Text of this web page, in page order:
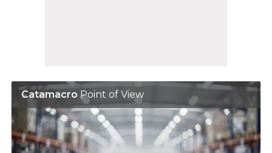
Catamacro Point of View